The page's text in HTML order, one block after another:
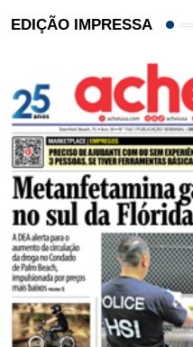
EDIÇÃO IMPRESSA